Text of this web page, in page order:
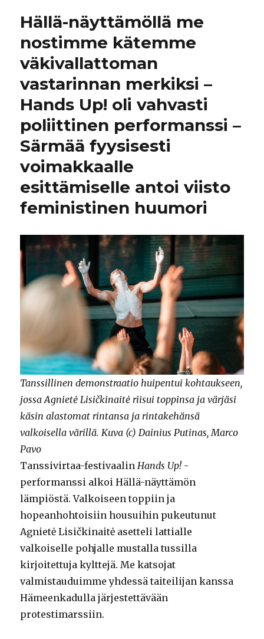
Hällä-näyttämöllä me
nostimme kätemme
väkivallattoman
vastarinnan merkiksi –
Hands Up! oli vahvasti
poliittinen performanssi –
Särmää fyysisesti
voimakkaalle
esittämiselle antoi viisto
feministinen huumori
Tanssillinen demonstraatio huipentui kohtaukseen,
jossa Agnietė Lisičkinaitė riisui toppinsa ja värjäsi
käsin alastomat rintansa ja rintakehänsä
valkoisella värillä. Kuva (c) Dainius Putinas, Marco
Pavo
Tanssivirtaa-festivaalin Hands Up!-
performanssi alkoi Hällä-näyttämön
lämpiöstä. Valkoiseen toppiin ja
hopeanhohtoisiin housuihin pukeutunut
Agnietė Lisičkinaitė asetteli lattialle
valkoiselle pohjalle mustalla tussilla
kirjoitettuja kylttejä. Me katsojat
valmistauduimme yhdessä taiteilijan kanssa
Hämeenkadulla järjestettävään
protestimarssiin.